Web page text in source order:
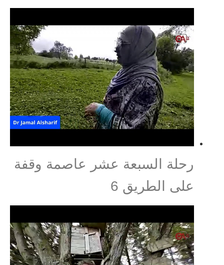
رحلة السبعة عشر عاصمة وقفة
على الطريق 6